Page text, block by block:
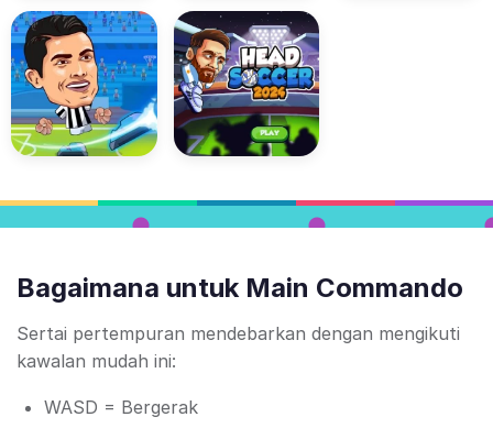
Bagaimana untuk Main Commando
Sertai pertempuran mendebarkan dengan mengikuti
kawalan mudah ini:
WASD = Bergerak